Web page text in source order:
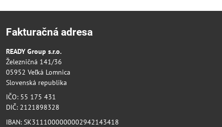
Fakturačná adresa
READY Group s.r.o.
Železničná 141/36
05952 Veľká Lomnica
Slovenská republika
IČO: 55 175 431
DIČ: 2121898328
IBAN: SK3111000000002942143418